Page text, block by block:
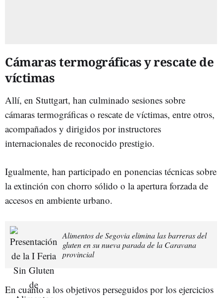
Cámaras termográficas y rescate de
víctimas
Allí, en Stuttgart, han culminado sesiones sobre
cámaras termográficas o rescate de víctimas, entre otros,
acompañados y dirigidos por instructores
internacionales de reconocido prestigio.
Igualmente, han participado en ponencias técnicas sobre
la extinción con chorro sólido o la apertura forzada de
accesos en ambiente urbano.
Alimentos de Segovia elimina las barreras del
gluten en su nueva parada de la Caravana
provincial
En cuanto a los objetivos perseguidos por los ejercicios